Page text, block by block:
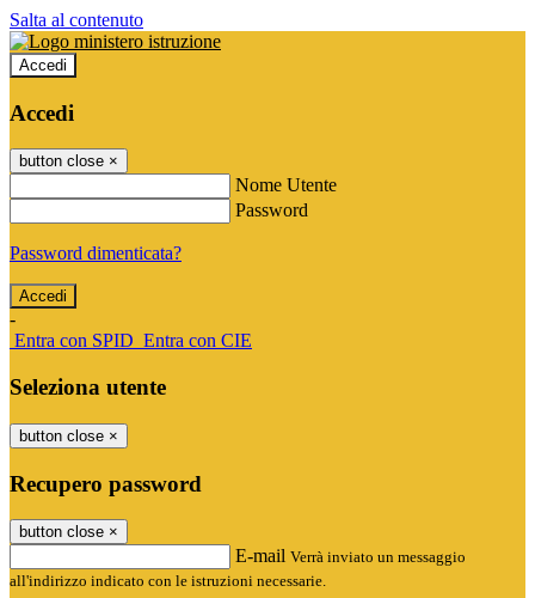
Salta al contenuto
Accedi
Accedi
button close ×
Nome Utente
Password
Password dimenticata?
-
Entra con SPID Entra con CIE
Seleziona utente
button close ×
Recupero password
button close ×
E-mail Verrà inviato un messaggio
all'indirizzo indicato con le istruzioni necessarie.